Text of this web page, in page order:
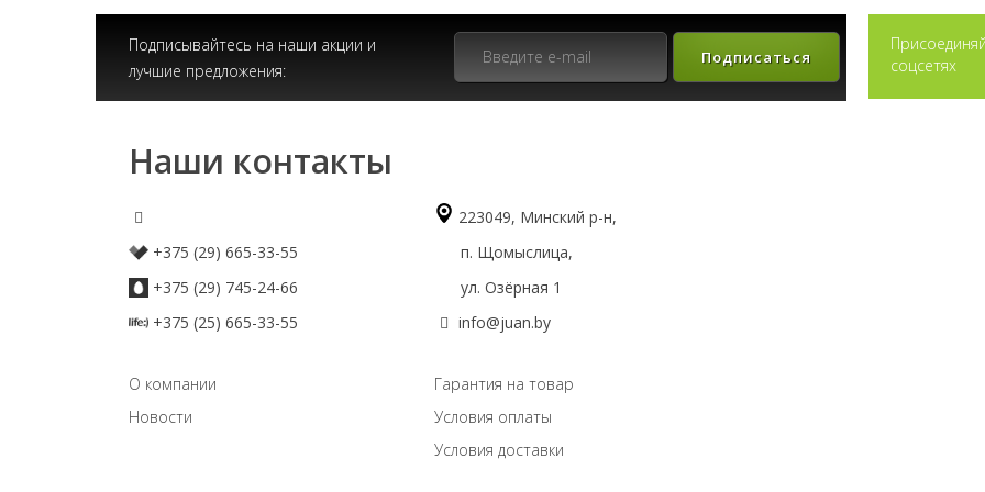
Подписывайтесь на наши акции и
лучшие предложения:
Подписаться
соцсетях
Наши контакты
+375 (29) 665-33-55
+375 (29) 745-24-66
+375 (25) 665-33-55
223049, Минский р-н,
п. Щомыслица,
ул. Озёрная 1
info@juan.by
О компании
Новости
Гарантия на товар
Условия оплаты
Условия доставки